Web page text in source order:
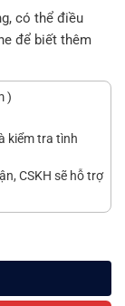
có thể điều
để biết thêm
)
kiểm tra tình
CSKH sẽ hỗ trợ